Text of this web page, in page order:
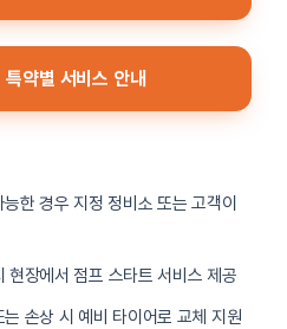
약별 서비스 안내
한 경우 지정 정비소 또는 고객이
현장에서 점프 스타트 서비스 제공
손상 시 예비 타이어로 교체 지원